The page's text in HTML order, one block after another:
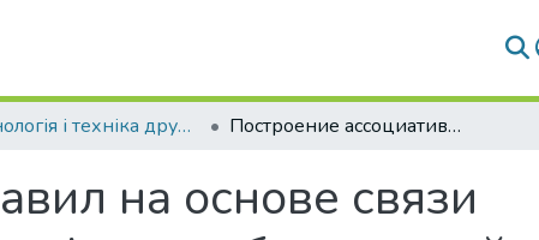
Технологія і техніка друкарства: збірник наукових праць, Вип. 1(39) Построение ассоциативных правил на основе связи геометрических параметров шрифтов и объективной удобочитаемости
на основе связи